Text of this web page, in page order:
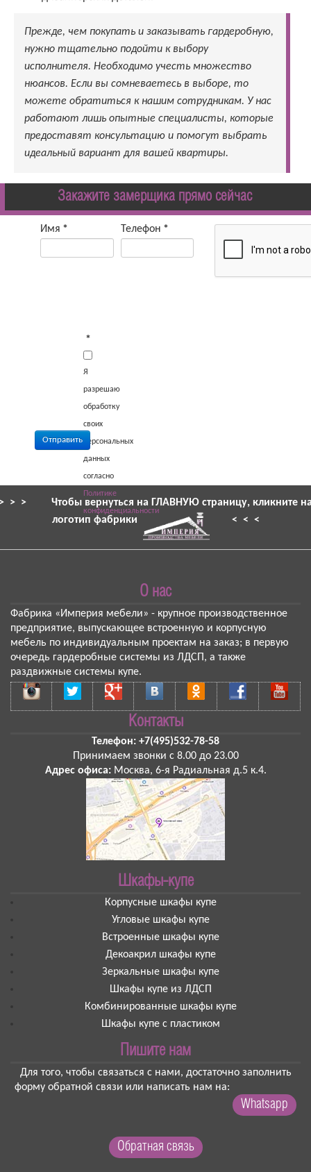
Прежде, чем покупать и заказывать гардеробную,
нужно тщательно подойти к выбору
исполнителя. Необходимо учесть множество
нюансов. Если вы сомневаетесь в выборе, то
можете обратиться к нашим сотрудникам. У нас
работают лишь опытные специалисты, которые
предоставят консультацию и помогут выбрать
идеальный вариант для вашей квартиры.
Закажите замерщика прямо сейчас
Имя * Телефон *
*
Я
разрешаю
обработку
своих
персональных
данных
согласно
Политике
конфиденциальности
> > Чтобы вернуться на ГЛАВНУЮ страницу, кликните
логотип фабрики
< < <
О нас
Фабрика «Империя мебели» - крупное производственное
предприятие, выпускающее встроенную и корпусную
мебель по индивидуальным проектам на заказ; в первую
очередь гардеробные системы из ЛДСП, а также
раздвижные системы купе.
Контакты
Телефон: +7(495)532-78-58
Принимаем звонки с 8.00 до 23.00
Адрес офиса: Москва, 6-я Радиальная д.5 к.4.
Шкафы-купе
Корпусные шкафы купе
Угловые шкафы купе
Встроенные шкафы купе
Декоакрил шкафы купе
Зеркальные шкафы купе
Шкафы купе из ЛДСП
Комбинированные шкафы купе
Шкафы купе с пластиком
Пишите нам
Для того, чтобы связаться с нами, достаточно заполнить
форму обратной связи или написать нам на:
Whatsapp
Обратная связь